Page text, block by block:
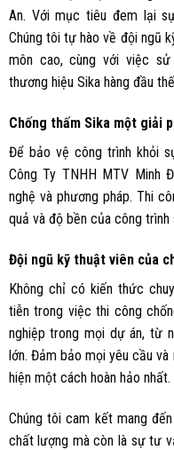
An. Với mục tiêu đem lại
Chúng tôi tự hào về đội ngũ
môn cao, cùng với việc
thương hiệu Sika hàng đầu
Chống thấm Sika một giải
Để bảo vệ công trình khỏi
Công Ty TNHH MTV Minh
nghệ và phương pháp. Thi
quả và độ bền của công trình
Đội ngũ kỹ thuật viên của
Không chỉ có kiến thức
tiễn trong việc thi công
nghiệp trong mọi dự án, từ
lớn. Đảm bảo mọi yêu cầu
hiện một cách hoàn hảo nhất.
Chúng tôi cam kết mang
chất lượng mà còn là sự tư